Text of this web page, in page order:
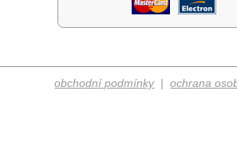
obchodní podmínky|ochrana